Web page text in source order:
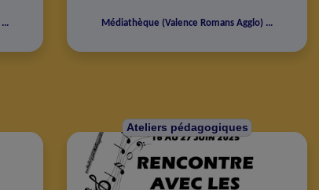
... Médiathèque (Valence Romans Agglo) ...
Ateliers pédagogiques